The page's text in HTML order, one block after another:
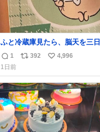
ふと冷蔵庫見たら、脳天を三
刺されてるくりまんじゅうパイ
返
信
数
1
リ
ス
ト
数
392
い
ね
数
4,996
1日前